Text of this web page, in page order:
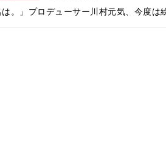
は。」プロデューサー川村元気、今度は